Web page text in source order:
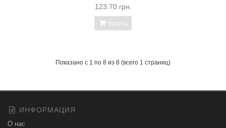
123.70 грн.
Купить
Показано с 1 по 8 из 8 (всего 1 страниц)
ИНФОРМАЦИЯ
О нас